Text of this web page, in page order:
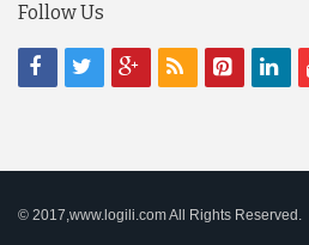
Follow Us
© 2017,www.logili.com All Rights Reserved.